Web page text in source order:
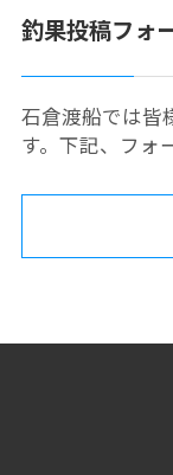
釣果投稿フォ
石倉渡船では皆
す。下記、フォ